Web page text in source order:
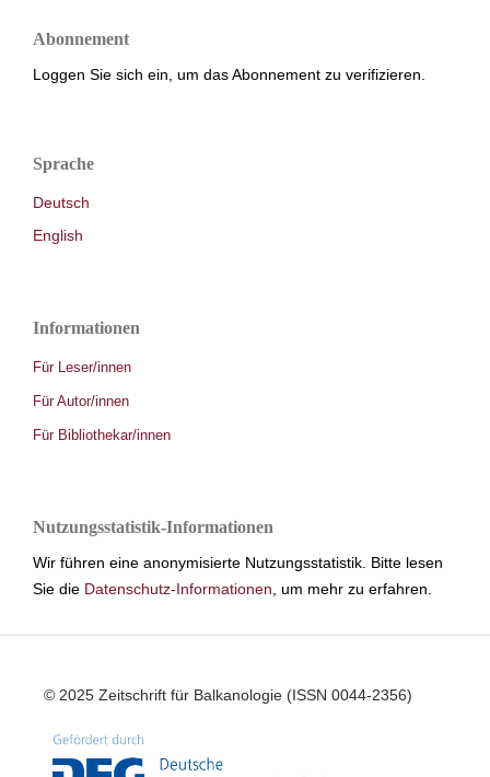
Abonnement
Loggen Sie sich ein, um das Abonnement zu verifizieren.
Sprache
Deutsch
English
Informationen
Für Leser/innen
Für Autor/innen
Für Bibliothekar/innen
Nutzungsstatistik-Informationen
Wir führen eine anonymisierte Nutzungsstatistik. Bitte lesen
Sie die Datenschutz-Informationen, um mehr zu erfahren.
© 2025 Zeitschrift für Balkanologie (ISSN 0044-2356)